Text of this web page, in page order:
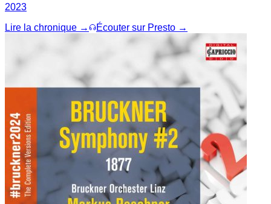
2023
Lire la chronique →
Écouter sur Presto →